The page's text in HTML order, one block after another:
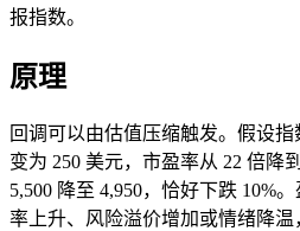
报指数。
原理
回调可以由估值压缩触发。假设
变为 250 美元，市盈率从 22 倍降
5,500 降至 4,950，恰好下跌 10%
率上升、风险溢价增加或情绪降